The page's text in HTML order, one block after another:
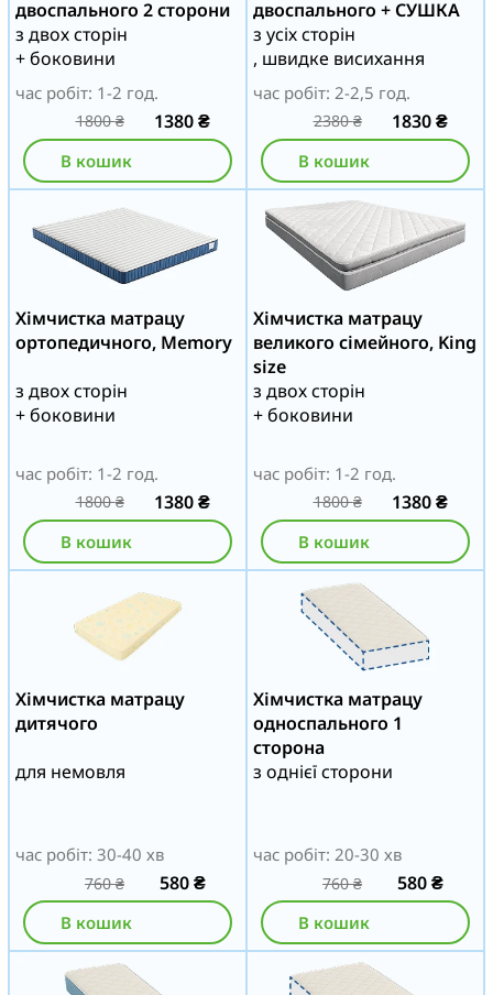
двоспального 2 сторони
з двох сторін
+ боковини
час робіт: 1-2 год.
1800₴ 1380₴
В кошик
двоспального + СУШКА
з усіх сторін
, швидке висихання
час робіт: 2-2,5 год.
2380₴ 1830₴
В кошик
Хімчистка матрацу
ортопедичного, Memory
з двох сторін
+ боковини
час робіт: 1-2 год.
1800₴ 1380₴
В кошик
Хімчистка матрацу
великого сімейного, King
size
з двох сторін
+ боковини
час робіт: 1-2 год.
1800₴ 1380₴
В кошик
Хімчистка матрацу
дитячого
для немовля
час робіт: 30-40 хв
760₴ 580₴
В кошик
Хімчистка матрацу
односпального 1
сторона
з однієї сторони
час робіт: 20-30 хв
760₴ 580₴
В кошик